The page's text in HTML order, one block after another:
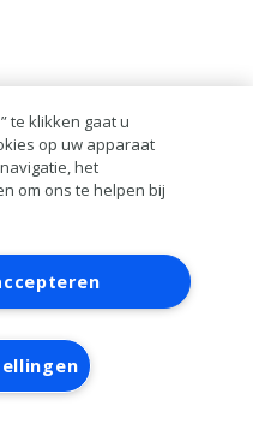
Inloggen
Algemene
voorwaarden
te klikken gaat u
op uw apparaat
het
om ons te helpen bij